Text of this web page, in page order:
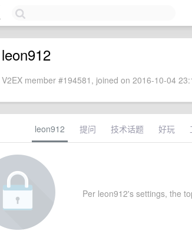
leon912
V2EX member #194581, joined on 2016-10-04
leon912 提问 技术话题 好玩
Per leon912's settings, the